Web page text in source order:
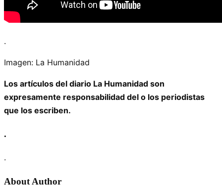
.
Imagen: La Humanidad
Los artículos del diario La Humanidad son
expresamente responsabilidad del o los periodistas
que los escriben.
.
.
About Author